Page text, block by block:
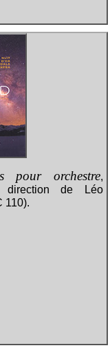
pour orchestre,
direction de Léo
110).